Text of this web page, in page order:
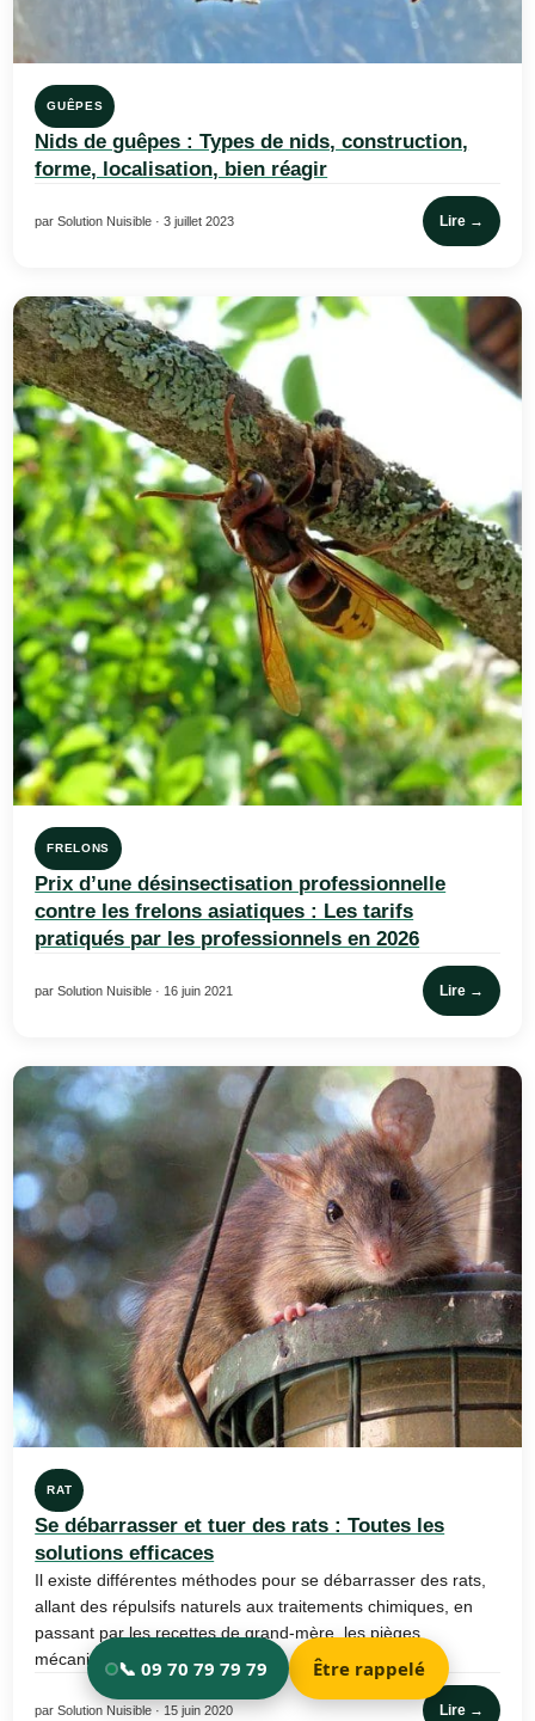
GUÊPES
Nids de guêpes : Types de nids, construction,
forme, localisation, bien réagir
par Solution Nuisible · 3 juillet 2023 Lire →
FRELONS
Prix d’une désinsectisation professionnelle
contre les frelons asiatiques : Les tarifs
pratiqués par les professionnels en 2026
par Solution Nuisible · 16 juin 2021 Lire →
RAT
Se débarrasser et tuer des rats : Toutes les
solutions efficaces
Il existe différentes méthodes pour se débarrasser des rats,
allant des répulsifs naturels aux traitements chimiques, en
passant par les recettes de grand-mère, les pièges
mécaniques et les…
par Solution Nuisible · 15 juin 2020 Lire →